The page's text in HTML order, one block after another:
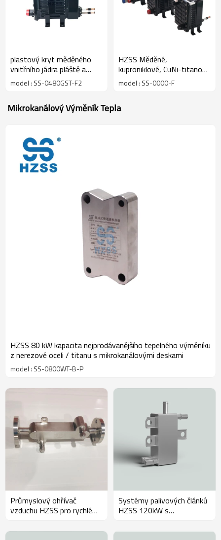
plastový kryt měděného
vnitřního jádra pláště a
trubkového výměníku tepla
model : SS-0480GST-F2
HZSS Měděné,
kuproniklové, CuNi-titanové
plášťové a trubkové
výměníky tepla pro lodě a
model : SS-0000-F
Mikrokanálový Výměník Tepla
HZSS 80 kW kapacita nejprodávanějšího tepelného výměníku
z nerezové oceli / titanu s mikrokanálovými deskami
model : SS-0800WT-B-P
Průmyslový ohřívač
vzduchu HZSS pro rychlé
Systémy palivových článků
HZSS 120kW s
vysoké teploty ze slitiny